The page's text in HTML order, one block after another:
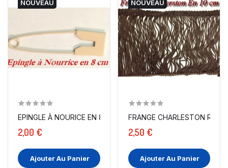
NOUVEAU
EPINGLE À NOURICE EN 8 CM COULEUR SAUMON POUR...
2,00 €
Ajouter Au Panier
NOUVEAU
FRANGE CHARLESTON
2,50 €
Ajouter Au Panier